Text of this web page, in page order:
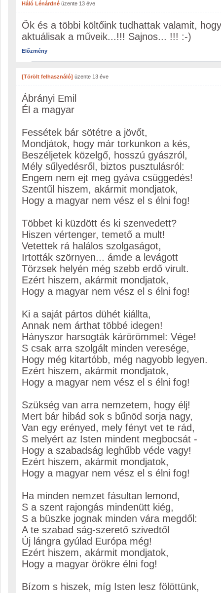
Háló Lénárdné üzente 13 éve
Ők és a többi költőink tudhattak valamit,
aktuálisak a műveik...!!! Sajnos... !!! :-)
Előzmény
[Törölt felhasználó] üzente 13 éve
Ábrányi Emil
Él a magyar
Fessétek bár sötétre a jövőt,
Mondjátok, hogy már torkunkon a kés,
Beszéljetek közelgő, hosszú gyászról,
Mély sűlyedésről, biztos pusztulásról:
Engem nem ejt meg gyáva csüggedés!
Szentűl hiszem, akármit mondjatok,
Hogy a magyar nem vész el s élni fog!
Többet ki küzdött és ki szenvedett?
Hiszen vértenger, temető a mult!
Vetettek rá halálos szolgaságot,
Irtották szörnyen... ámde a levágott
Törzsek helyén még szebb erdő virult.
Ezért hiszem, akármit mondjatok,
Hogy a magyar nem vész el s élni fog!
Ki a saját pártos dühét kiállta,
Annak nem árthat többé idegen!
Hányszor harsogták kárörömmel: Vége!
S csak arra szolgált minden veresége,
Hogy még kitartóbb, még nagyobb legyen.
Ezért hiszem, akármit mondjatok,
Hogy a magyar nem vész el s élni fog!
Szükség van arra nemzetem, hogy élj!
Mert bár hibád sok s bűnöd sorja nagy,
Van egy erényed, mely fényt vet te rád,
S melyért az Isten mindent megbocsát -
Hogy a szabadság leghűbb véde vagy!
Ezért hiszem, akármit mondjatok,
Hogy a magyar nem vész el s élni fog!
Ha minden nemzet fásultan lemond,
S a szent rajongás mindenütt kiég,
S a büszke jognak minden vára megdől:
A te szabad ság-szerető szivedtől
Új lángra gyúlad Európa még!
Ezért hiszem, akármit mondjatok,
Hogy a magyar örökre élni fog!
Bízom s hiszek, míg Isten lesz fölöttünk,